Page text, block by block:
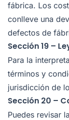
fábrica. Los
conlleve una
defectos de
Sección 19 –
Para la
términos y
jurisdicción de
Sección 20 –
Puedes revisar